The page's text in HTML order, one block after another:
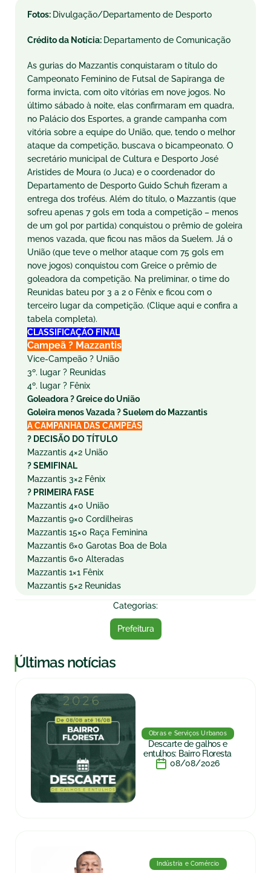
Fotos: Divulgação/Departamento de Desporto
Crédito da Notícia: Departamento de Comunicação
As gurias do Mazzantis conquistaram o título do
Campeonato Feminino de Futsal de Sapiranga de
forma invicta, com oito vitórias em nove jogos. No
último sábado à noite, elas confirmaram em quadra,
no Palácio dos Esportes, a grande campanha com
vitória sobre a equipe do União, que, tendo o melhor
ataque da competição, buscava o bicampeonato. O
secretário municipal de Cultura e Desporto José
Aristides de Moura (o Juca) e o coordenador do
Departamento de Desporto Guido Schuh fizeram a
entrega dos troféus. Além do título, o Mazzantis (que
sofreu apenas 7 gols em toda a competição – menos
de um gol por partida) conquistou o prêmio de goleira
menos vazada, que ficou nas mãos da Suelem. Já o
União (que teve o melhor ataque com 75 gols em
nove jogos) conquistou com Greice o prêmio de
goleadora da competição. Na preliminar, o time do
Reunidas bateu por 3 a 2 o Fênix e ficou com o
terceiro lugar da competição. (Clique aqui e confira a
tabela completa).
CLASSIFICAÇÃO FINAL
Campeã ? Mazzantis
Vice-Campeão ? União
3º. lugar ? Reunidas
4º. lugar ? Fênix
Goleadora?Greice do União
Goleira menos Vazada?Suelem do Mazzantis
A CAMPANHA DAS CAMPEÃS
? DECISÃO DO TÍTULO
Mazzantis 4×2 União
?SEMIFINAL
Mazzantis 3×2 Fênix
? PRIMEIRA FASE
Mazzantis 4×0 União
Mazzantis 9×0 Cordilheiras
Mazzantis 15×0 Raça Feminina
Mazzantis 6×0 Garotas Boa de Bola
Mazzantis 6×0 Alteradas
Mazzantis 1×1 Fênix
Mazzantis 5×2 Reunidas
Categorias:
Prefeitura
|Últimas notícias
Obras e Serviços Urbanos
Descarte de galhos e
entulhos: Bairro Floresta
08/08/2026
Indústria e Comércio